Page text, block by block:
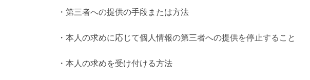
・第三者への提供の手段または方法
・本人の求めに応じて個人情報の第三者への提供を停止すること
・本人の求めを受け付ける方法